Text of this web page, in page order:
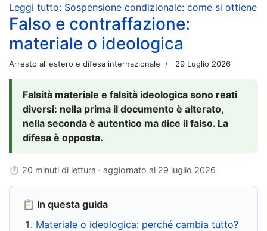
Leggi tutto: Sospensione condizionale: come si ottiene
Falso e contraffazione:
materiale o ideologica
Arresto all'estero e difesa internazionale 29 Luglio 2026
Falsità materiale e falsità ideologica sono reati
diversi: nella prima il documento è alterato,
nella seconda è autentico ma dice il falso. La
difesa è opposta.
⏱ 20 minuti di lettura · aggiornato al 29 luglio 2026
📋 In questa guida
Materiale o ideologica: perché cambia tutto?